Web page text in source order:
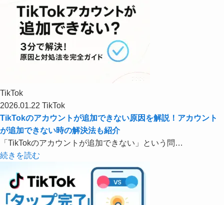
TikTok
2026.01.22 TikTok
TikTokのアカウントが追加できない原因を解説！アカウント
が追加できない時の解決法も紹介
「TikTokのアカウントが追加できない」という問…
続きを読む